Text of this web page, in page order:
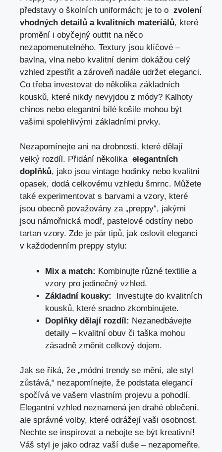
představy o ​školních uniformách; ​je to o ‍ zvolení
vhodných detailů a kvalitních materiálů, které
promění​ i obyčejný outfit na něco
nezapomenutelného. Textury jsou⁤ klíčové –
bavlna, vlna nebo kvalitní ‌denim dokážou celý
vzhled zpestřit a zároveň nadále udržet eleganci.
Co třeba ‍investovat do‌ několika základních
‍kousků, které nikdy nevyjdou⁤ z módy?⁤ Kalhoty
chinos nebo elegantní​ bílé košile mohou být
vašimi spolehlivými základními prvky.
Nezapomínejte ani na drobnosti, které dělají
velký rozdíl. Přidání⁣ několika ‍ elegantních
doplňků,‌ jako jsou vintage hodinky⁢ nebo kvalitní
opasek, dodá‍ celkovému vzhledu šmrnc. Můžete
také experimentovat‌ s barvami a​ vzory,‍ které
jsou ⁢obecně považovány⁢ za‍ „preppy“, jakými
jsou námořnická modř, pastelové odstíny nebo ​
tartan vzory. Zde je pár⁣ tipů, jak oslovit eleganci
v každodenním⁤ preppy stylu:
Mix a match: Kombinujte ‍různé textilie a‍
vzory pro​ jedinečný vzhled.
Základní ‌kousky:
⁢ Investujte⁢ do ‌kvalitních‌
kousků, které ‍snadno zkombinujete.
Doplňky dělají​ rozdíl: Nezanedbávejte
detaily – kvalitní obuv či taška ⁢mohou
zásadně změnit celkový⁢ dojem.
Jak se říká, že „módní trendy se mění, ale styl
zůstává,“ nezapomínejte, že podstata elegancí
spočívá ‍ve vašem vlastním projevu a ​pohodlí.
Elegantní‌ vzhled neznamená jen drahé oblečení,
ale správné volby, které odrážejí vaši osobnost.
Nechte se inspirovat a nebojte se být‌ kreativní!⁢
Váš styl ⁤je jako⁤ odraz vaší⁤ duše ⁢– nezapomeňte,